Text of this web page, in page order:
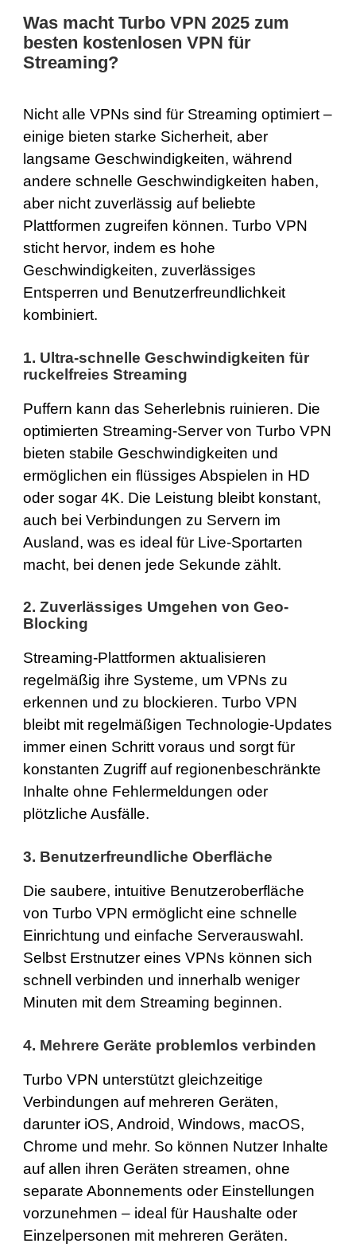
Was macht Turbo VPN 2025 zum
besten kostenlosen VPN für
Streaming?
Nicht alle VPNs sind für Streaming optimiert –
einige bieten starke Sicherheit, aber
langsame Geschwindigkeiten, während
andere schnelle Geschwindigkeiten haben,
aber nicht zuverlässig auf beliebte
Plattformen zugreifen können. Turbo VPN
sticht hervor, indem es hohe
Geschwindigkeiten, zuverlässiges
Entsperren und Benutzerfreundlichkeit
kombiniert.
1. Ultra-schnelle Geschwindigkeiten für
ruckelfreies Streaming
Puffern kann das Seherlebnis ruinieren. Die
optimierten Streaming-Server von Turbo VPN
bieten stabile Geschwindigkeiten und
ermöglichen ein flüssiges Abspielen in HD
oder sogar 4K. Die Leistung bleibt konstant,
auch bei Verbindungen zu Servern im
Ausland, was es ideal für Live-Sportarten
macht, bei denen jede Sekunde zählt.
2. Zuverlässiges Umgehen von Geo-
Blocking
Streaming-Plattformen aktualisieren
regelmäßig ihre Systeme, um VPNs zu
erkennen und zu blockieren. Turbo VPN
bleibt mit regelmäßigen Technologie-Updates
immer einen Schritt voraus und sorgt für
konstanten Zugriff auf regionenbeschränkte
Inhalte ohne Fehlermeldungen oder
plötzliche Ausfälle.
3. Benutzerfreundliche Oberfläche
Die saubere, intuitive Benutzeroberfläche
von Turbo VPN ermöglicht eine schnelle
Einrichtung und einfache Serverauswahl.
Selbst Erstnutzer eines VPNs können sich
schnell verbinden und innerhalb weniger
Minuten mit dem Streaming beginnen.
4. Mehrere Geräte problemlos verbinden
Turbo VPN unterstützt gleichzeitige
Verbindungen auf mehreren Geräten,
darunter iOS, Android, Windows, macOS,
Chrome und mehr. So können Nutzer Inhalte
auf allen ihren Geräten streamen, ohne
separate Abonnements oder Einstellungen
vorzunehmen – ideal für Haushalte oder
Einzelpersonen mit mehreren Geräten.